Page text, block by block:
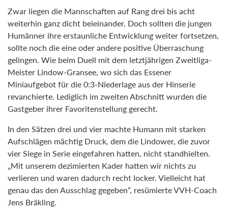
Zwar liegen die Mannschaften auf Rang drei bis acht
weiterhin ganz dicht beieinander. Doch sollten die jungen
Humänner ihre erstaunliche Entwicklung weiter fortsetzen,
sollte noch die eine oder andere positive Überraschung
gelingen. Wie beim Duell mit dem letztjährigen Zweitliga-
Meister Lindow-Gransee, wo sich das Essener
Miniaufgebot für die 0:3-Niederlage aus der Hinserie
revanchierte. Lediglich im zweiten Abschnitt wurden die
Gastgeber ihrer Favoritenstellung gerecht.
In den Sätzen drei und vier machte Humann mit starken
Aufschlägen mächtig Druck, dem die Lindower, die zuvor
vier Siege in Serie eingefahren hatten, nicht standhielten.
„Mit unserem dezimierten Kader hatten wir nichts zu
verlieren und waren dadurch recht locker. Vielleicht hat
genau das den Ausschlag gegeben“, resümierte VVH-Coach
Jens Bräkling.